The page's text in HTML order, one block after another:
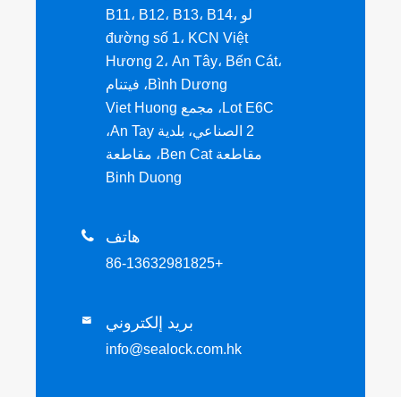
لو B11، B12، B13، B14،
đường số 1، KCN Việt
Hương 2، An Tây، Bến Cát،
Bình Dương، فيتنام
Lot E6C، مجمع Viet Huong
2 الصناعي، بلدية An Tay،
مقاطعة Ben Cat، مقاطعة
Binh Duong
 هاتف
+86-13632981825
 بريد إلكتروني
info@sealock.com.hk